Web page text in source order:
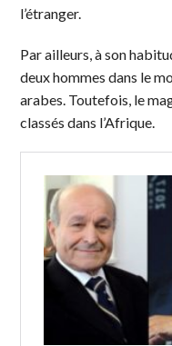
l’étranger.
Par ailleurs, à son
deux hommes dans le
arabes. Toutefois, le
classés dans l’Afrique.